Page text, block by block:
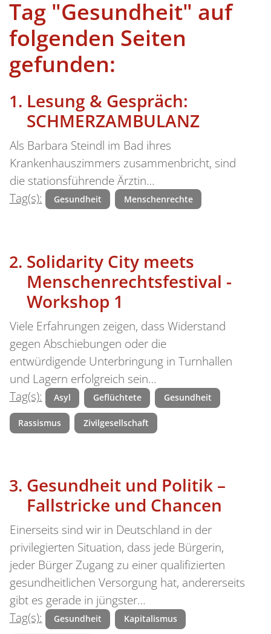
Tag "Gesundheit" auf
folgenden Seiten
gefunden:
Lesung & Gespräch:
SCHMERZAMBULANZ
Als Barbara Steindl im Bad ihres
Krankenhauszimmers zusammenbricht, sind
die stationsführende Ärztin…
Tag(s):
Gesundheit Menschenrechte
Solidarity City meets
Menschenrechtsfestival -
Workshop 1
Viele Erfahrungen zeigen, dass Widerstand
gegen Abschiebungen oder die
entwürdigende Unterbringung in Turnhallen
und Lagern erfolgreich sein…
Tag(s):
Asyl Geflüchtete Gesundheit
Rassismus Zivilgesellschaft
Gesundheit und Politik –
Fallstricke und Chancen
Einerseits sind wir in Deutschland in der
privilegierten Situation, dass jede Bürgerin,
jeder Bürger Zugang zu einer qualifizierten
gesundheitlichen Versorgung hat, andererseits
gibt es gerade in jüngster…
Tag(s):
Gesundheit Kapitalismus